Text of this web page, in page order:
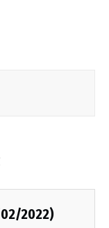
2022)